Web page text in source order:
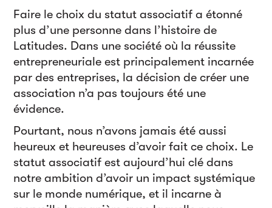
Faire le choix du statut associatif a étonné
plus d’une personne dans l’histoire de
Latitudes. Dans une société où la réussite
entrepreneuriale est principalement incarnée
par des entreprises, la décision de créer une
association n’a pas toujours été une
évidence.
Pourtant, nous n’avons jamais été aussi
heureux et heureuses d’avoir fait ce choix. Le
statut associatif est aujourd’hui clé dans
notre ambition d’avoir un impact systémique
sur le monde numérique, et il incarne à